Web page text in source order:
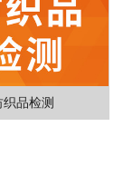
织品检测